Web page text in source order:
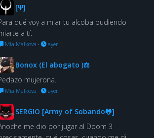
[Ψ]
qué voy a miar tu alcoba pudiendo
a tí.
Mia Malkova · ayer
Bonox (El abogato )⚖
mujerona.
Mia Malkova · ayer
SERGIO [Army of Sobando🐸]
me dio por jugar al Doom 3